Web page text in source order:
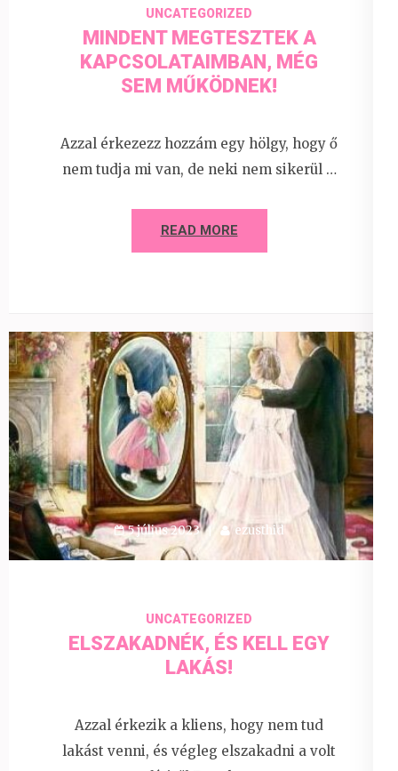
UNCATEGORIZED
MINDENT MEGTESZTEK A
KAPCSOLATAIMBAN, MÉG
SEM MŰKÖDNEK!
Azzal érkezezz hozzám egy hölgy, hogy ő
nem tudja mi van, de neki nem sikerül …
READ MORE
5 július 2023 ezusthid
UNCATEGORIZED
ELSZAKADNÉK, ÉS KELL EGY
LAKÁS!
Azzal érkezik a kliens, hogy nem tud
lakást venni, és végleg elszakadni a volt